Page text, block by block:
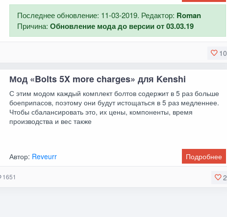
Последнее обновление: 11-03-2019. Редактор: Roman
Причина:Обновление мода до версии от 03.03.19
10
Мод «Bolts 5X more charges» для Kenshi
С этим модом каждый комплект болтов содержит в 5 раз больше
боеприпасов, поэтому они будут истощаться в 5 раз медленнее.
Чтобы сбалансировать это, их цены, компоненты, время
производства и вес также
Автор: Reveurr Подробнее
2
1651